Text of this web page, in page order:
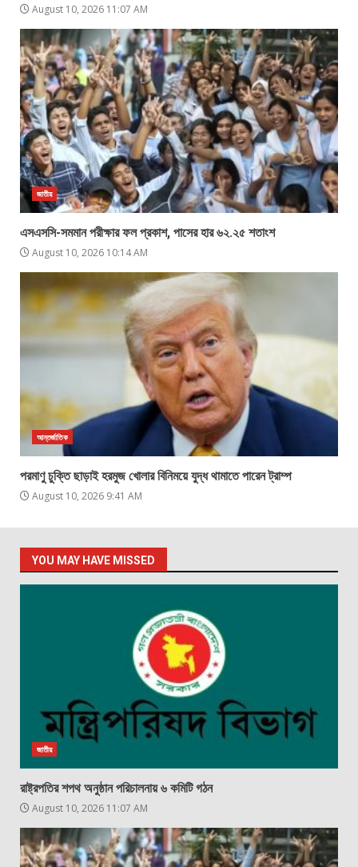
August 10, 2026 11:07 AM
জাতীয়
এসএসসি-সমমান পরীক্ষার ফল প্রকাশ, পাসের হার ৬২.২৫ শতাংশ
August 10, 2026 10:14 AM
আন্তর্জাতিক
পরমাণু চুক্তি ছাড়াই হরমুজ খোলার বিনিময়ে যুদ্ধ থামাতে পারেন ট্রাম্প
August 10, 2026 9:41 AM
YOU MAY HAVE MISSED
জাতীয়
রাষ্ট্রপতির শপথ অনুষ্ঠান পরিচালনায় ৬ কমিটি গঠন
August 10, 2026 11:07 AM